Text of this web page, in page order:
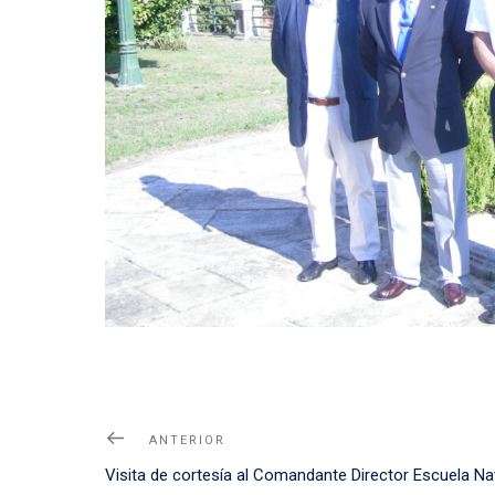
Navegación
de
Noticia
Anterior
ANTERIOR
Visita de cortesía al Comandante Director Escuela